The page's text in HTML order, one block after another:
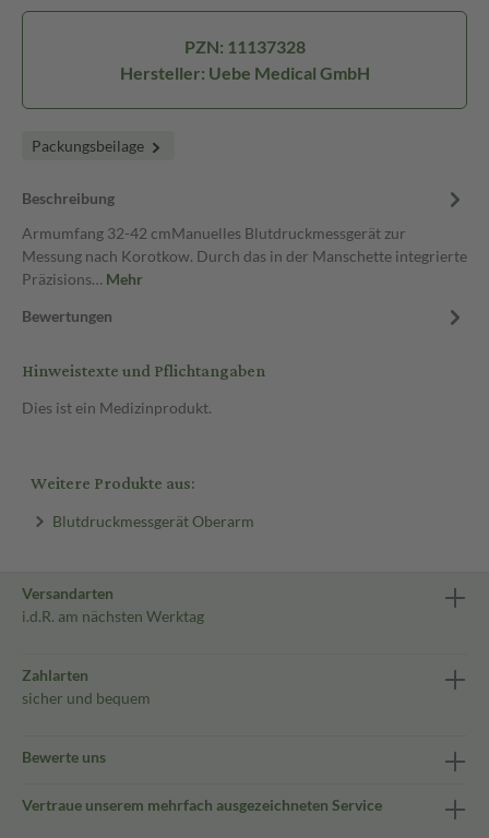
PZN: 11137328
Hersteller: Uebe Medical GmbH
Packungsbeilage
Beschreibung
Armumfang 32-42 cmManuelles Blutdruckmessgerät zur
Messung nach Korotkow. Durch das in der Manschette integrierte
Präzisions… Mehr
Bewertungen
Hinweistexte und Pflichtangaben
Dies ist ein Medizinprodukt.
Weitere Produkte aus:
Blutdruckmessgerät Oberarm
Versandarten
i.d.R. am nächsten Werktag
Zahlarten
sicher und bequem
Bewerte uns
Vertraue unserem mehrfach ausgezeichneten Service